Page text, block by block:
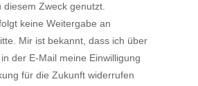
diesem Zweck genutzt.
keine Weitergabe an
Mir ist bekannt, dass ich über
der E-Mail meine Einwilligung
für die Zukunft widerrufen